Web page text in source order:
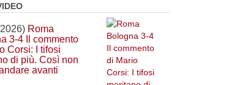
Roma
3-4 Il commento
Corsi: I tifosi
di più. Così non
avanti